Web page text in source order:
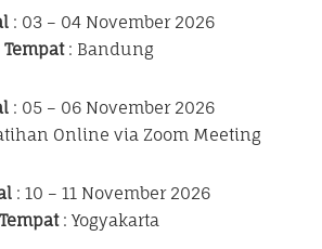
: 03 – 04 November 2026
Tempat: Bandung
: 05 – 06 November 2026
Online via Zoom Meeting
: 10 – 11 November 2026
Tempat: Yogyakarta